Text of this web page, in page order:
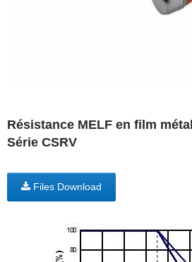
Résistance MELF en film
Série CSRV
Files Download